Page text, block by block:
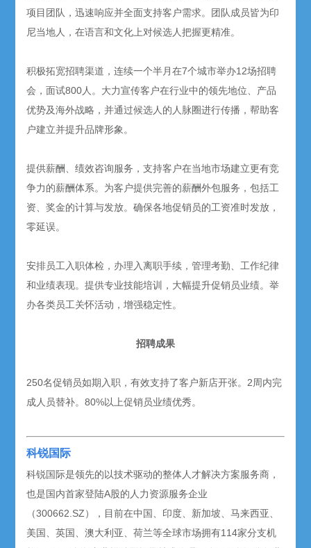
项目团队，迅速响应并全面支持客户需求。团队成员皆为印
尼当地人，在语言和文化上对候选人把握更精准。
积极拓宽招聘渠道，连续一个半月在7个城市举办12场招聘
会，面试800人。大力宣传客户在行业中的领先地位、产品
优势及海外战略，并通过候选人的人脉圈进行传播，帮助客
户建立并提升品牌形象。
提供薪酬、绩效咨询服务，支持客户在当地市场建立更有竞
争力的薪酬体系。为客户提供完善的薪酬外包服务，包括工
资、奖金的计算与发放。确保各地促销员的工资准时发放，
零延误。
安排员工入职体检，办理入离职手续，管理考勤、工作纪律
和业绩表现。提供专业技能培训，大幅提升促销员业绩。举
办各类员工关怀活动，增强稳定性。
招聘成果
250名促销员如期入职，有效支持了客户新店开张。2周内完
成人员替补。80%以上促销员业绩优秀。
科锐国际
科锐国际是领先的以技术驱动的整体人才解决方案服务商，
也是国内首家登陆A股的人力资源服务企业
（300662.SZ），目前在中国、印度、新加坡、马来西亚、
美国、英国、澳大利亚、荷兰等全球市场拥有114家分支机